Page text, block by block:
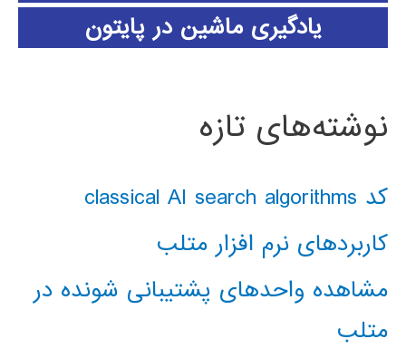
یادگیری ماشین در پایتون
نوشته‌های تازه
کد classical AI search algorithms
کاربردهای نرم افزار متلب
مشاهده واحدهای پشتیبانی شونده در
متلب